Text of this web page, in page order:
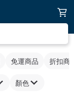
免運商品 折扣商
顏色